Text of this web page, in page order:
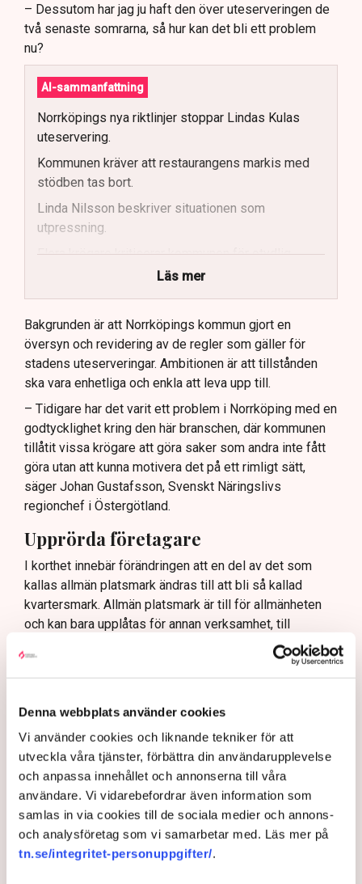
Denna webbplats använder cookies
Vi använder cookies och liknande tekniker för att
utveckla våra tjänster, förbättra din användarupplevelse
och anpassa innehållet och annonserna till våra
användare. Vi vidarebefordrar även information som
samlas in via cookies till de sociala medier och annons-
och analysföretag som vi samarbetar med. Läs mer på
tn.se/integritet-personuppgifter/.
– Dessutom har jag ju haft den över uteserveringen de
två senaste somrarna, så hur kan det bli ett problem
nu?
AI-sammanfattning
Norrköpings nya riktlinjer stoppar Lindas Kulas
uteservering.
Kommunen kräver att restaurangens markis med
stödben tas bort.
Linda Nilsson beskriver situationen som
utpressning.
Flera krögare kritiserar kommunen för otydlig
Kommunen vill skapa enhetliga regler för
uteserveringar.
Lindas Kula ställer in uteserveringen för
sommaren.
Läs mer
Bakgrunden är att Norrköpings kommun gjort en
översyn och revidering av de regler som gäller för
stadens uteserveringar. Ambitionen är att tillstånden
ska vara enhetliga och enkla att leva upp till.
– Tidigare har det varit ett problem i Norrköping med en
godtycklighet kring den här branschen, där kommunen
tillåtit vissa krögare att göra saker som andra inte fått
göra utan att kunna motivera det på ett rimligt sätt,
säger Johan Gustafsson, Svenskt Näringslivs
regionchef i Östergötland.
Upprörda företagare
I korthet innebär förändringen att en del av det som
kallas allmän platsmark ändras till att bli så kallad
kvartersmark. Allmän platsmark är till för allmänheten
och kan bara upplåtas för annan verksamhet, till
exempel en uteservering, under begränsad tid och får
inte ha alltför omfattande konstruktioner som väggar
och inglasning.
– Det har funnits konstruktioner runt uteserveringarna
offentlig mark. Därför görs förändringarna, säger Maria
Egebäck, enhetschef på driftstöd och service i
Norrköping.
Förändringen från allmän platsmark till kvartersmark
medger att den kan hyras ut under längre tid och andra
villkor. Det kräver dock en ändring i detaljplanen för